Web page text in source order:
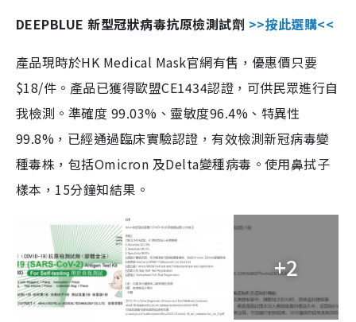
DEEPBLUE 新型冠狀病毒抗原檢測試劑 >>按此選購<<
產品現時於HK Medical Mask官網有售，優惠價只要
$18/件。產品已獲得歐盟CE1434認證，可供民眾進行自
我檢測。準確度 99.03%、靈敏度96.4%、特異性
99.8%，已經通過臨床實驗認證，有效檢測新冠病毒變
種毒株，包括Omicron 及Delta變種病毒。使用鼻拭子
樣本，15分鐘知結果。
+2